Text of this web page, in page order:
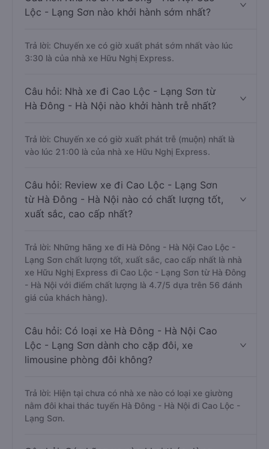
Lộc - Lạng Sơn nào khởi hành sớm nhất?
Trả lời: Chuyến xe có giờ xuất phát sớm nhất vào lúc
3:30 là của nhà xe Hữu Nghị Express.
Câu hỏi: Nhà xe đi Cao Lộc - Lạng Sơn từ
Hà Đông - Hà Nội nào khởi hành trễ nhất?
Trả lời: Chuyến xe có giờ xuất phát trễ (muộn) nhất là
vào lúc 21:00 là của nhà xe Hữu Nghị Express.
Câu hỏi: Review xe đi Cao Lộc - Lạng Sơn
từ Hà Đông - Hà Nội nào có chất lượng tốt,
xuất sắc, cao cấp nhất?
Trả lời: Những hãng xe đi Hà Đông - Hà Nội Cao Lộc -
Lạng Sơn chất lượng tốt, xuất sắc, cao cấp nhất là nhà
xe Hữu Nghị Express đi Cao Lộc - Lạng Sơn từ Hà Đông
- Hà Nội với điểm chất lượng là 4.7/5 dựa trên 56 đánh
giá của khách hàng).
Câu hỏi: Có loại xe Hà Đông - Hà Nội Cao
Lộc - Lạng Sơn dành cho cặp đôi, xe
limousine phòng đôi không?
Trả lời: Hiện tại chưa có nhà xe nào có loại xe giường
nằm đôi khai thác tuyến Hà Đông - Hà Nội đi Cao Lộc -
Lạng Sơn.